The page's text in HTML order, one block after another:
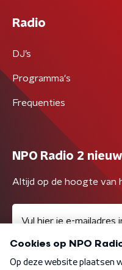
Radio
DJ’s
Programma's
Frequenties
NPO Radio 2
Altijd op de hoogte van